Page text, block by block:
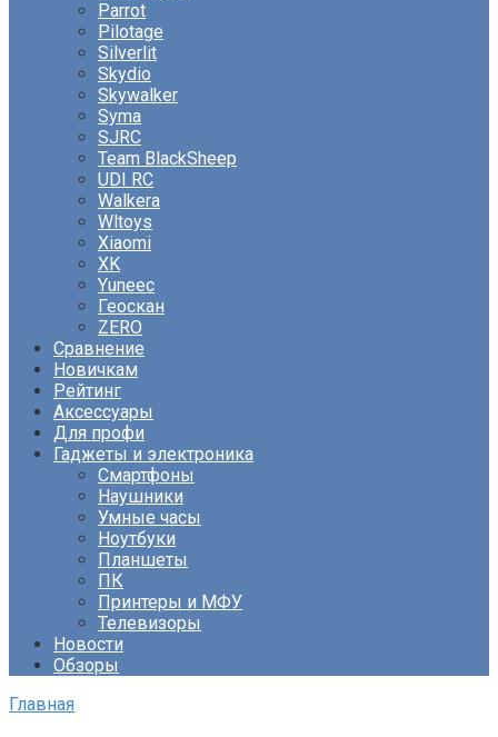
Parrot
Pilotage
Silverlit
Skydio
Skywalker
Syma
SJRC
Team BlackSheep
UDI RC
Walkera
Wltoys
Xiaomi
XK
Yuneec
Геоскан
ZERO
Сравнение
Новичкам
Рейтинг
Аксессуары
Для профи
Гаджеты и электроника
Смартфоны
Наушники
Умные часы
Ноутбуки
Планшеты
ПК
Принтеры и МФУ
Телевизоры
Новости
Обзоры
Главная